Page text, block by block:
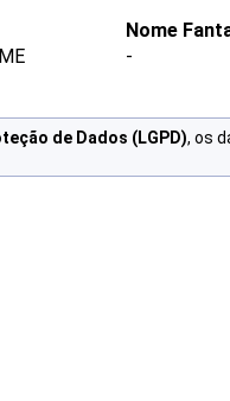
Nome
-
de Dados (LGPD), os